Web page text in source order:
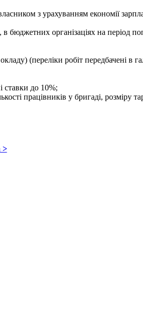
з урахуванням економії
бюджетних організаціях на період
(переліки робіт передбачені в
ставки до 10%;
працівників у бригаді, розміру
>